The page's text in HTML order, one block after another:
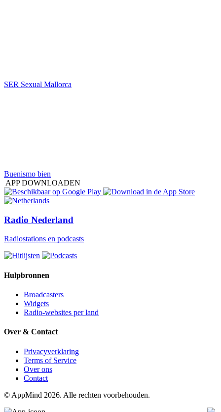
SER Sexual Mallorca
Buenismo bien
APP DOWNLOADEN
Radio Nederland
Radiostations en podcasts
Hulpbronnen
Broadcasters
Widgets
Radio-websites per land
Over & Contact
Privacyverklaring
Terms of Service
Over ons
Contact
© AppMind 2026. Alle rechten voorbehouden.